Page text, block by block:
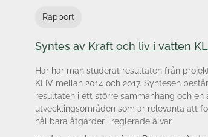
Rapport
Syntes av Kraft och liv i vatten
Här har man studerat resultaten från
KLIV mellan 2014 och 2017. Syntesen
resultaten i ett större sammanhang och
utvecklingsområden som är relevanta att
hållbara åtgärder i reglerade älvar.